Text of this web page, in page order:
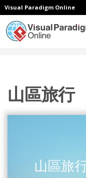
Visual Paradigm Online
山區旅行